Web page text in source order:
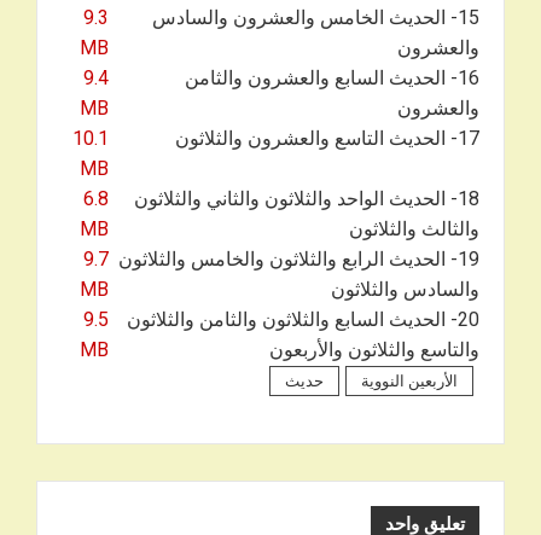
15- الحديث الخامس والعشرون والسادس
والعشرون
9.3
MB
16- الحديث السابع والعشرون والثامن
والعشرون
9.4
MB
17- الحديث التاسع والعشرون والثلاثون
10.1
MB
18- الحديث الواحد والثلاثون والثاني والثلاثون
والثالث والثلاثون
6.8
MB
19- الحديث الرابع والثلاثون والخامس والثلاثون
والسادس والثلاثون
9.7
MB
20- الحديث السابع والثلاثون والثامن والثلاثون
والتاسع والثلاثون والأربعون
9.5
MB
الأربعين النووية حديث
تعليق واحد